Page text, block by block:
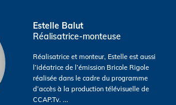
Estelle Balut
Réalisatrice-monteuse
Réalisatrice et monteur, Estelle est aussi
l’idéatrice de l’émission Bricole Rigole
réalisée dans le cadre du programme
d’accès à la production télévisuelle de
CCAP.Tv. ...